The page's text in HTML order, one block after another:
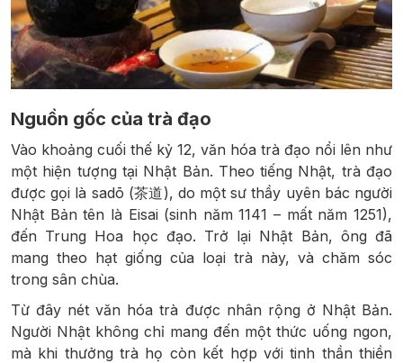
Nguồn gốc của trà đạo
Vào khoảng cuối thế kỷ 12, văn hóa trà đạo nổi lên như
một hiện tượng tại Nhật Bản. Theo tiếng Nhật, trà đạo
được gọi là sadō (茶道), do một sư thầy uyên bác người
Nhật Bản tên là Eisai (sinh năm 1141 – mất năm 1251),
đến Trung Hoa học đạo. Trở lại Nhật Bản, ông đã
mang theo hạt giống của loại trà này, và chăm sóc
trong sân chùa.
Từ đây nét văn hóa trà được nhân rộng ở Nhật Bản.
Người Nhật không chỉ mang đến một thức uống ngon,
mà khi thưởng trà họ còn kết hợp với tinh thần thiền